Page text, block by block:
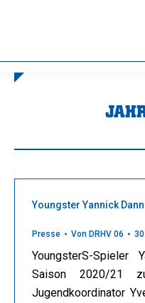
Youngster Yannick
Presse Von DRHV 06
YoungsterS-Spieler
Saison 2020/21
Jugendkoordinator